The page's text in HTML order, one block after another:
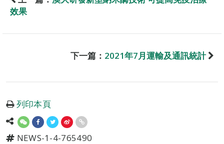
效果
下一篇： 2021年7月運輸及通訊統計
列印本頁
NEWS-1-4-765490